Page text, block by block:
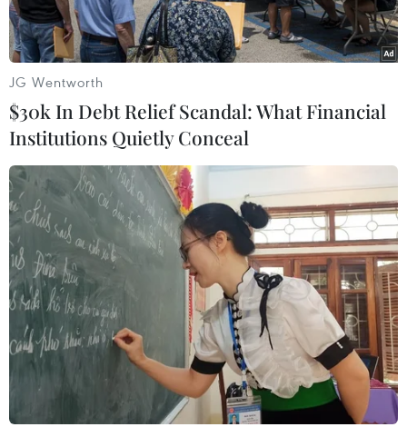
Mở rộng vụ 4 nữ tiếp viên vận chuyển ma
túy: Đã khởi tố 1.502 đối tượng
03/05/2025 14:57
Công an Thành phố Hồ Chí Minh cho biết vừa triệt phá
2 đường dây mua bán, vận chuyển trái phép chất ma
túy hoạt động liên tỉnh với số lượng đặc biệt lớn, bắt giữ
27 đối tượng.
JG Wentworth
$30k In Debt Relief Scandal: What Financial
Institutions Quietly Conceal